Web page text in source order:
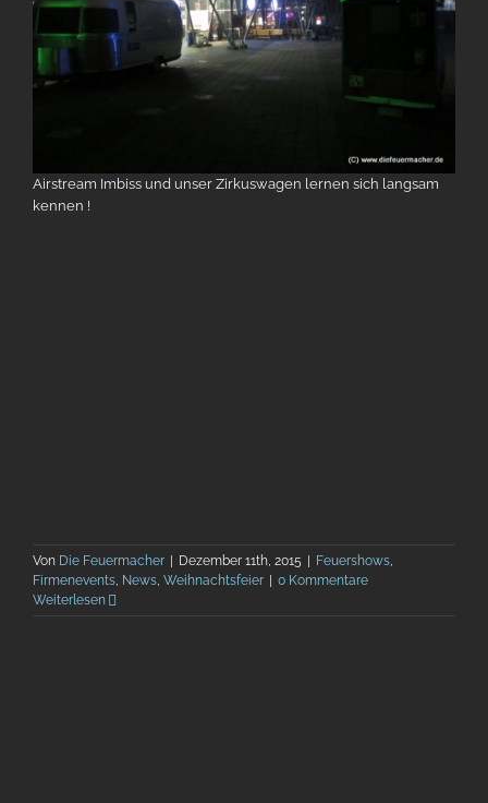
Airstream Imbiss und unser Zirkuswagen lernen sich langsam
kennen !
Von Die Feuermacher | Dezember 11th, 2015 | Feuershows,
Firmenevents, News, Weihnachtsfeier | 0 Kommentare
Weiterlesen